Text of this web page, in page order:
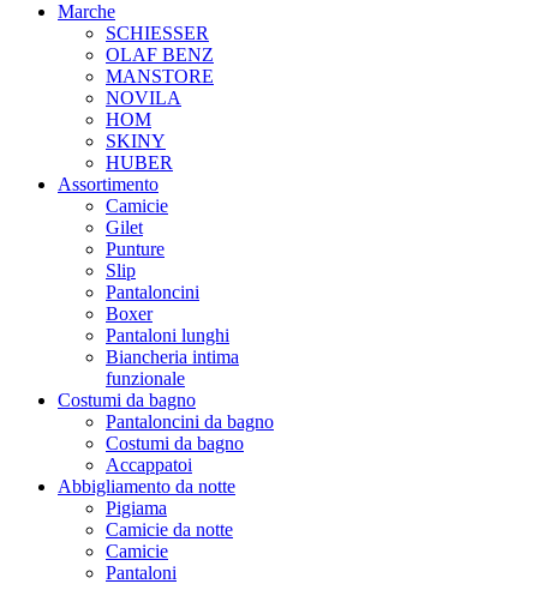
Marche
SCHIESSER
OLAF BENZ
MANSTORE
NOVILA
HOM
SKINY
HUBER
Assortimento
Camicie
Gilet
Punture
Slip
Pantaloncini
Boxer
Pantaloni lunghi
Biancheria intima
funzionale
Costumi da bagno
Pantaloncini da bagno
Costumi da bagno
Accappatoi
Abbigliamento da notte
Pigiama
Camicie da notte
Camicie
Pantaloni